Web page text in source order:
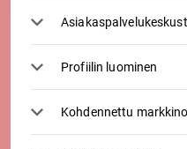
Profiilin luominen
Kohdennettu